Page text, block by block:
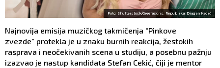
Foto: Shutterstock/Greerascris, Republika, Dragan Kadić
Najnovija emisija muzičkog takmičenja "Pinkove
zvezde" protekla je u znaku burnih reakcija, žestokih
rasprava i neočekivanih scena u studiju, a posebnu pažnju
izazvao je nastup kandidata Stefan Cekić, čiji je mentor